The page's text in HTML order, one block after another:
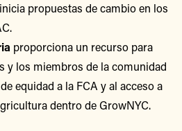
propuestas de cambio en los
proporciona un recurso para
y los miembros de la comunidad
equidad a la FCA y al acceso a
dentro de GrowNYC.